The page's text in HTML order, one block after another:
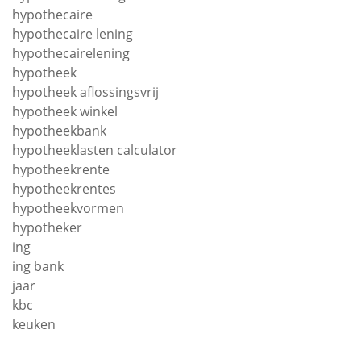
hypothecaire
hypothecaire lening
hypothecairelening
hypotheek
hypotheek aflossingsvrij
hypotheek winkel
hypotheekbank
hypotheeklasten calculator
hypotheekrente
hypotheekrentes
hypotheekvormen
hypotheker
ing
ing bank
jaar
kbc
keuken